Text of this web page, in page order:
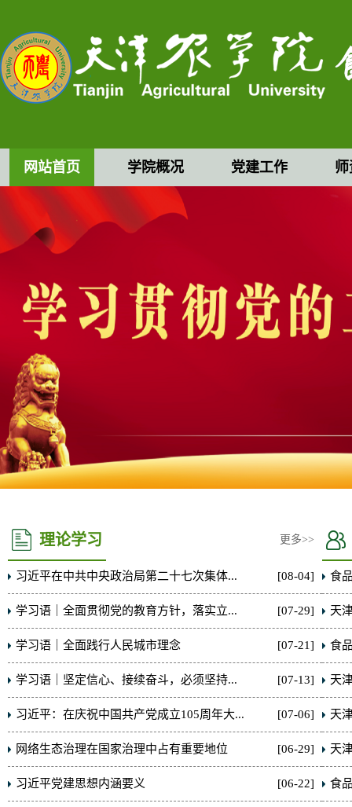
网站首页 学院概况 党建工作
更多>>
理论学习
[08-04]
习近平在中共中央政治局第二十七次集体...
[07-29]
学习语｜全面贯彻党的教育方针，落实立...
[07-21]
学习语｜全面践行人民城市理念
[07-13]
学习语｜坚定信心、接续奋斗，必须坚持...
[07-06]
习近平：在庆祝中国共产党成立105周年大...
[06-29]
网络生态治理在国家治理中占有重要地位
[06-22]
习近平党建思想内涵要义
食
天
食
天
天
天
食